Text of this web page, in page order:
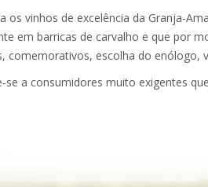
os vinhos de excelência da Granja-
em barricas de carvalho e que por
comemorativos, escolha do enólogo,
se a consumidores muito exigentes